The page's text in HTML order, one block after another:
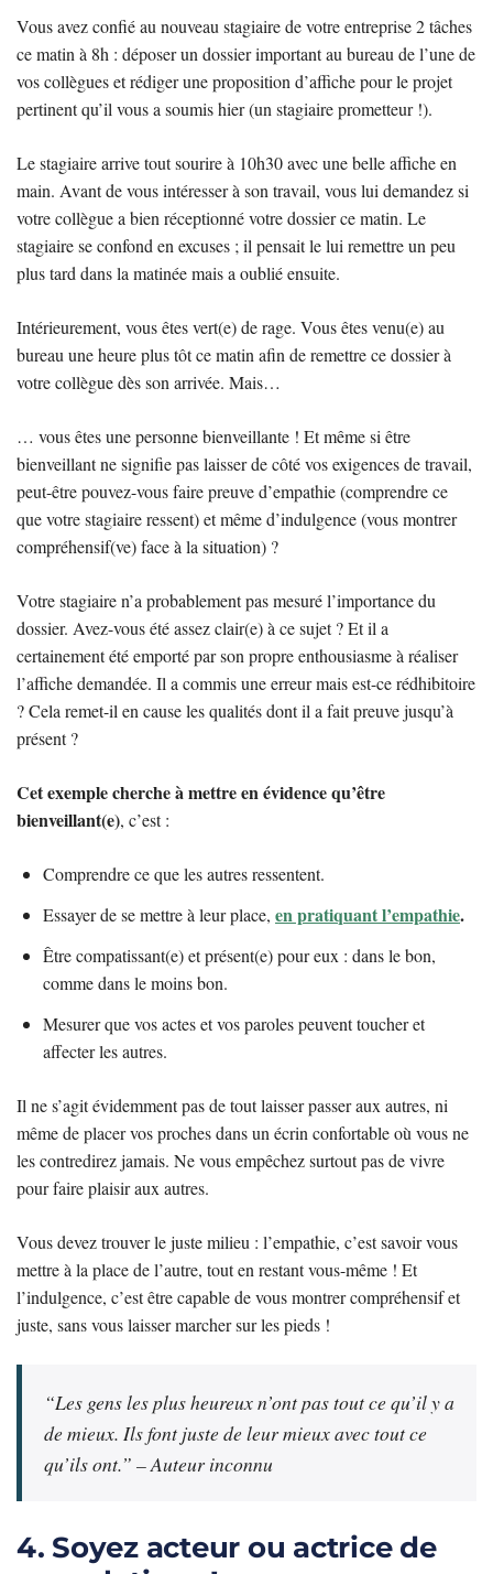
Vous avez confié au nouveau stagiaire de votre entreprise 2 tâches
ce matin à 8h : déposer un dossier important au bureau de l’une de
vos collègues et rédiger une proposition d’affiche pour le projet
pertinent qu’il vous a soumis hier (un stagiaire prometteur !).
Le stagiaire arrive tout sourire à 10h30 avec une belle affiche en
main. Avant de vous intéresser à son travail, vous lui demandez si
votre collègue a bien réceptionné votre dossier ce matin. Le
stagiaire se confond en excuses ; il pensait le lui remettre un peu
plus tard dans la matinée mais a oublié ensuite.
Intérieurement, vous êtes vert(e) de rage. Vous êtes venu(e) au
bureau une heure plus tôt ce matin afin de remettre ce dossier à
votre collègue dès son arrivée. Mais…
… vous êtes une personne bienveillante ! Et même si être
bienveillant ne signifie pas laisser de côté vos exigences de travail,
peut-être pouvez-vous faire preuve d’empathie (comprendre ce
que votre stagiaire ressent) et même d’indulgence (vous montrer
compréhensif(ve) face à la situation) ?
Votre stagiaire n’a probablement pas mesuré l’importance du
dossier. Avez-vous été assez clair(e) à ce sujet ? Et il a
certainement été emporté par son propre enthousiasme à réaliser
l’affiche demandée. Il a commis une erreur mais est-ce rédhibitoire
? Cela remet-il en cause les qualités dont il a fait preuve jusqu’à
présent ?
Cet exemple cherche à mettre en évidence qu’être
bienveillant(e), c’est :
Comprendre ce que les autres ressentent.
Essayer de se mettre à leur place, en pratiquant l’empathie.
Être compatissant(e) et présent(e) pour eux : dans le bon,
comme dans le moins bon.
Mesurer que vos actes et vos paroles peuvent toucher et
affecter les autres.
Il ne s’agit évidemment pas de tout laisser passer aux autres, ni
même de placer vos proches dans un écrin confortable où vous ne
les contredirez jamais. Ne vous empêchez surtout pas de vivre
pour faire plaisir aux autres.
Vous devez trouver le juste milieu : l’empathie, c’est savoir vous
mettre à la place de l’autre, tout en restant vous-même ! Et
l’indulgence, c’est être capable de vous montrer compréhensif et
juste, sans vous laisser marcher sur les pieds !
“Les gens les plus heureux n’ont pas tout ce qu’il y a
de mieux. Ils font juste de leur mieux avec tout ce
qu’ils ont.” –Auteur inconnu
4. Soyez acteur ou actrice de